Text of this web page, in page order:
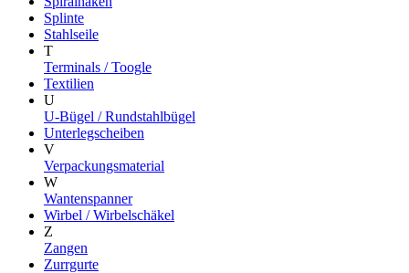
Splinte
Stahlseile
T
Terminals / Toogle
Textilien
U
U-Bügel / Rundstahlbügel
Unterlegscheiben
V
Verpackungsmaterial
W
Wantenspanner
Wirbel / Wirbelschäkel
Z
Zangen
Zurrgurte